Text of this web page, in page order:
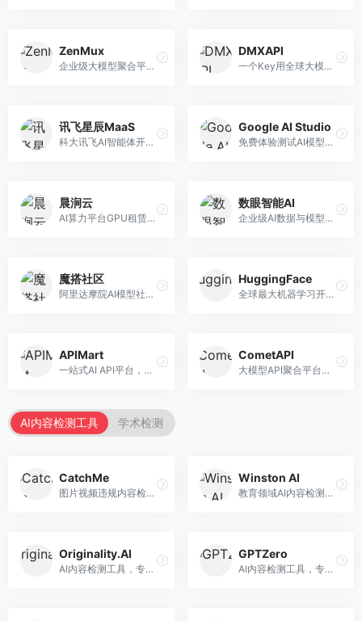
ZenMux
企业级大模型聚合平台，专注于企业AI服务。面向企业用户，提供多模型管理、安全合规、成本优化等服务，企业级功能完善。
DMXAPI
一个Key用全球大模型的聚合平台。面向开发者，提供多模型统一API、简化接入、成本控制等服务，接入便捷。
讯飞星辰MaaS
科大讯飞AI智能体开发平台，专注于企业级模型服务。面向企业用户，提供模型调用、智能体创建、行业解决方案等服务，中文能力突出。
Google AI Studio
免费体验测试AI模型的平台，深度整合Google生态。面向开发者和研究者，提供Gemini模型体验、API密钥管理、提示词测试等服务，免费使用。
晨涧云
AI算力平台GPU租赁服务，专注于弹性算力。面向开发者和研究者，提供GPU租赁、弹性调度、成本优化等服务，算力灵活。
数眼智能AI
企业级AI数据与模型服务平台，专注于数据驱动AI。面向企业用户，提供数据管理、模型训练、部署服务等，数据治理能力强。
魔搭社区
阿里达摩院AI模型社区，专注于中文AI生态。面向中文开发者，提供开源模型、数据集、开发工具等资源，中文模型丰富。
HuggingFace
全球最大机器学习开源社区，整合模型库与开发工具。面向AI研究者和开发者，提供开源模型、数据集、开发工具等资源，开源生态最完善。
APIMart
一站式AI API平台，整合多种AI服务。面向开发者，提供模型API、图像处理、语音识别等服务，API种类丰富。
CometAPI
大模型API聚合平台，整合多种AI模型服务。面向开发者，提供统一接口、模型切换、监控分析等服务，API管理便捷。
AI内容检测工具 学术检测
CatchMe
图片视频违规内容检测平台，专注于视觉内容安全。面向内容平台，提供图片审核、视频审核、直播监控等服务，视觉检测专业。
Winston AI
教育领域AI内容检测平台，专注于学术诚信。面向教育机构，提供AI内容检测、抄袭检测、报告生成等服务，教育适配性强。
Originality.AI
AI内容检测工具，专注于内容原创性验证。面向内容创作者和出版商，提供AI检测、抄袭检测、批量分析等服务，检测精度高。
GPTZero
AI内容检测工具，专注于AI生成文本识别。面向教育工作者和出版商，提供文本检测、批量分析、API接口等服务，检测准确率高。